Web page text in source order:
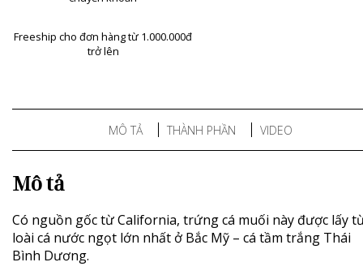
Freeship cho đơn hàng từ 1.000.000đ
trở lên
MÔ TẢ THÀNH PHẦN VIDEO
Mô tả
Có nguồn gốc từ California, trứng cá muối này được lấy
loài cá nước ngọt lớn nhất ở Bắc Mỹ – cá tầm trắng Thái
Bình Dương.